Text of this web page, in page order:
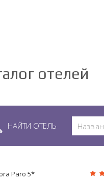
отелей
НАЙТИ ОТЕЛЬ
Paro 5*